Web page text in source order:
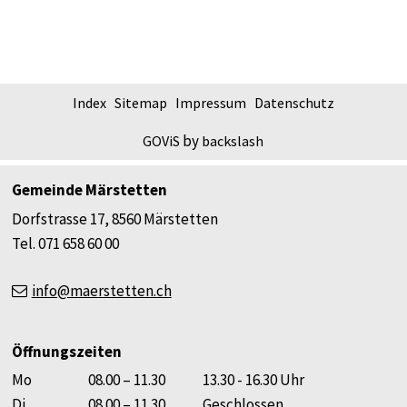
FOOTER
Index Sitemap Impressum Datenschutz
GOViS by backslash
Gemeinde Märstetten
Dorfstrasse 17, 8560 Märstetten
Tel. 071 658 60 00
info@maerstetten.ch
Öffnungszeiten
Mo
08.00 – 11.30
13.30 - 16.30 Uhr